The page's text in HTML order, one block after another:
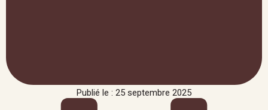
Publié le : 25 septembre 2025